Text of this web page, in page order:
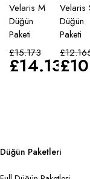
Velaris M
Düğün
Paketi
£15.173
£14.135
Velaris
Düğün
Paketi
£
£
Düğün Paketleri